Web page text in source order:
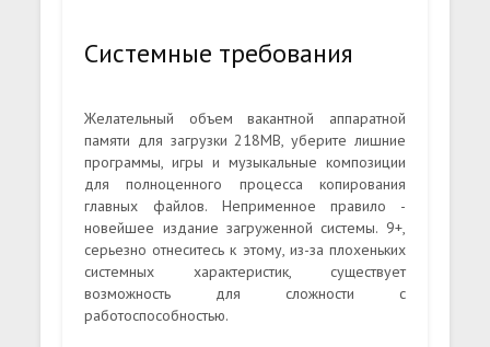
Системные требования
Желательный объем вакантной аппаратной
памяти для загрузки 218MB, уберите лишние
программы, игры и музыкальные композиции
для полноценного процесса копирования
главных файлов. Неприменное правило -
новейшее издание загруженной системы. 9+,
серьезно отнеситесь к этому, из-за плохеньких
системных характеристик, существует
возможность для сложности с
работоспособностью.